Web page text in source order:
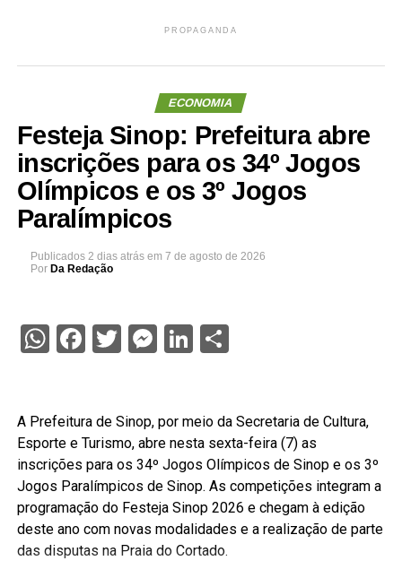
PROPAGANDA
ECONOMIA
Festeja Sinop: Prefeitura abre
inscrições para os 34º Jogos
Olímpicos e os 3º Jogos
Paralímpicos
Publicados 2 dias atrás em 7 de agosto de 2026
Por Da Redação
WhatsApp
Facebook
Twitter
Messenger
LinkedIn
Share
A Prefeitura de Sinop, por meio da Secretaria de Cultura,
Esporte e Turismo, abre nesta sexta-feira (7) as
inscrições para os 34º Jogos Olímpicos de Sinop e os 3º
Jogos Paralímpicos de Sinop. As competições integram a
programação do Festeja Sinop 2026 e chegam à edição
deste ano com novas modalidades e a realização de parte
das disputas na Praia do Cortado.